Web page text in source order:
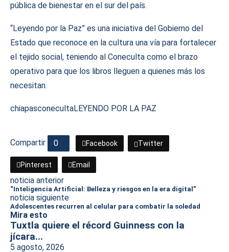
pública de bienestar en el sur del país.
“Leyendo por la Paz” es una iniciativa del Gobierno del
Estado que reconoce en la cultura una vía para fortalecer
el tejido social, teniendo al Coneculta como el brazo
operativo para que los libros lleguen a quienes más los
necesitan.
chiapasconecultaLEYENDO POR LA PAZ
Compartir 0 Facebook Twitter
Pinterest Email
noticia anterior
“Inteligencia Artificial: Belleza y riesgos en la era digital”
noticia siguiente
Adolescentes recurren al celular para combatir la soledad
Mira esto
Tuxtla quiere el récord Guinness con la
jícara...
5 agosto, 2026